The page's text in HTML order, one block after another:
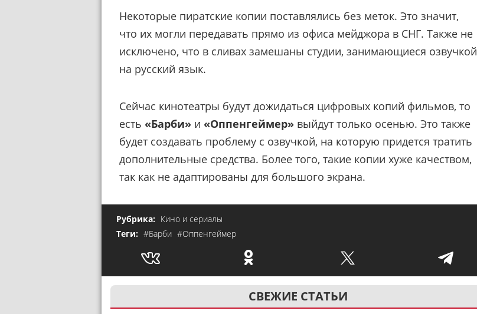
Некоторые пиратские копии поставлялись без меток. Это значит,
что их могли передавать прямо из офиса мейджора в СНГ. Также не
исключено, что в сливах замешаны студии, занимающиеся озвучкой
на русский язык.
Сейчас кинотеатры будут дожидаться цифровых копий фильмов, то
есть «Барби» и «Оппенгеймер» выйдут только осенью. Это также
будет создавать проблему с озвучкой, на которую придется тратить
дополнительные средства. Более того, такие копии хуже качеством,
так как не адаптированы для большого экрана.
Рубрика: Кино и сериалы
Теги: #Барби #Оппенгеймер
СВЕЖИЕ СТАТЬИ